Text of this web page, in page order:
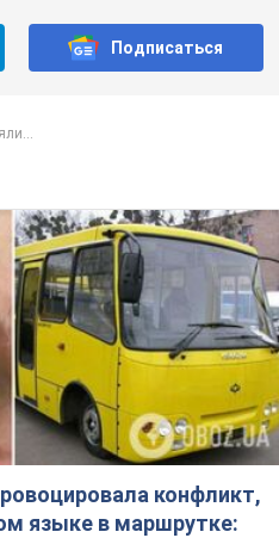
Подписаться
конфликт,
языке в маршрутке: